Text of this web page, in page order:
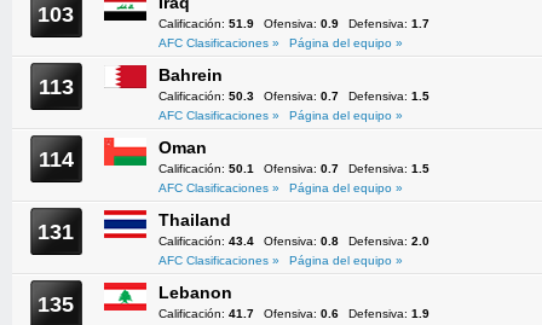
103 Calificación: 51.9 Ofensiva: 0.9 Defensiva: 1.7
AFC Clasificaciones »
Página del equipo »
113 Bahrein
Calificación: 50.3 Ofensiva: 0.7 Defensiva: 1.5
AFC Clasificaciones »
Página del equipo »
114 Oman
Calificación: 50.1 Ofensiva: 0.7 Defensiva: 1.5
AFC Clasificaciones »
Página del equipo »
131 Thailand
Calificación: 43.4 Ofensiva: 0.8 Defensiva: 2.0
AFC Clasificaciones »
Página del equipo »
135 Lebanon
Calificación: 41.7 Ofensiva: 0.6 Defensiva: 1.9